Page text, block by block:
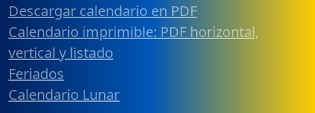
Descargar calendario en PDF
Calendario imprimible: PDF horizontal,
vertical y listado
Feriados
Calendario Lunar